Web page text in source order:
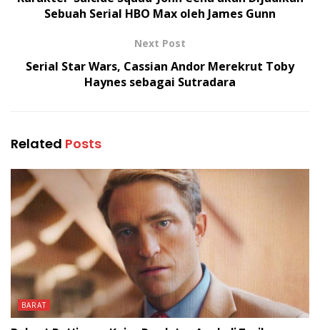
Sebuah Serial HBO Max oleh James Gunn
Next Post
Serial Star Wars, Cassian Andor Merekrut Toby
Haynes sebagai Sutradara
Related Posts
BARAT